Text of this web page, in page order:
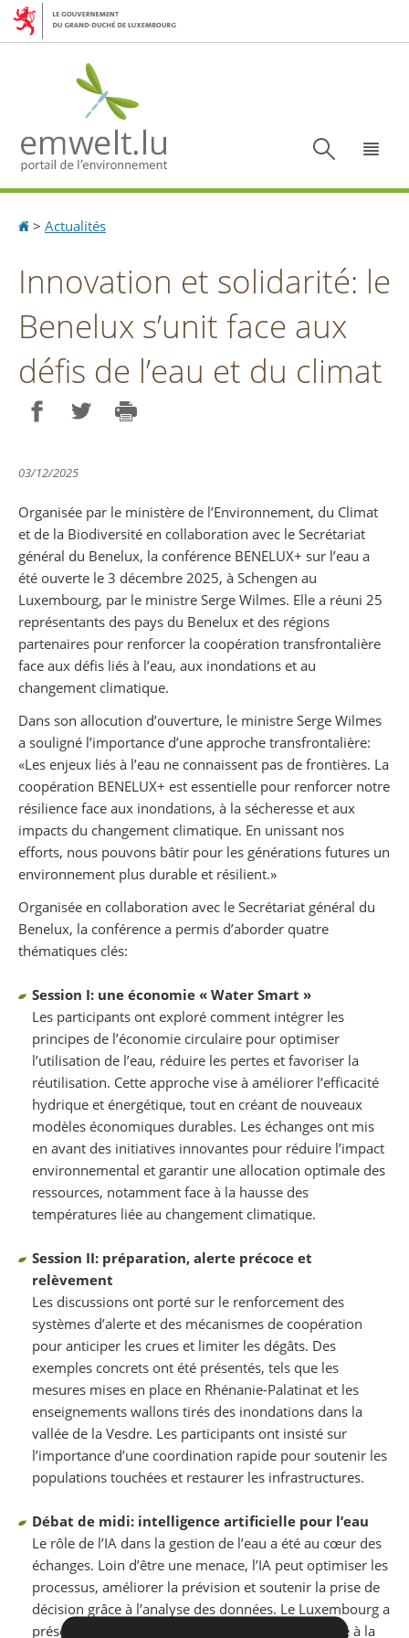
Aller
Aller
Accueil
> Actualités
Innovation et solidarité: le
Benelux s’unit face aux
défis de l’eau et du climat
03/12/2025
Organisée par le ministère de l’Environnement, du Climat
et de la Biodiversité en collaboration avec le Secrétariat
général du Benelux, la conférence BENELUX+ sur l’eau a
été ouverte le 3 décembre 2025, à Schengen au
Luxembourg, par le ministre Serge Wilmes. Elle a réuni 25
représentants des pays du Benelux et des régions
partenaires pour renforcer la coopération transfrontalière
face aux défis liés à l’eau, aux inondations et au
changement climatique.
Dans son allocution d’ouverture, le ministre Serge Wilmes
a souligné l’importance d’une approche transfrontalière:
«Les enjeux liés à l’eau ne connaissent pas de frontières. La
coopération BENELUX+ est essentielle pour renforcer notre
résilience face aux inondations, à la sécheresse et aux
impacts du changement climatique. En unissant nos
efforts, nous pouvons bâtir pour les générations futures un
environnement plus durable et résilient.»
Organisée en collaboration avec le Secrétariat général du
Benelux, la conférence a permis d’aborder quatre
thématiques clés:
Session I: une économie « Water Smart »
Les participants ont exploré comment intégrer les
principes de l’économie circulaire pour optimiser
l’utilisation de l’eau, réduire les pertes et favoriser la
réutilisation. Cette approche vise à améliorer l’efficacité
hydrique et énergétique, tout en créant de nouveaux
modèles économiques durables. Les échanges ont mis
en avant des initiatives innovantes pour réduire l’impact
environnemental et garantir une allocation optimale des
ressources, notamment face à la hausse des
températures liée au changement climatique.
Session II: préparation, alerte précoce et
relèvement
Les discussions ont porté sur le renforcement des
systèmes d’alerte et des mécanismes de coopération
pour anticiper les crues et limiter les dégâts. Des
exemples concrets ont été présentés, tels que les
mesures mises en place en Rhénanie-Palatinat et les
enseignements wallons tirés des inondations dans la
vallée de la Vesdre. Les participants ont insisté sur
l’importance d’une coordination rapide pour soutenir les
populations touchées et restaurer les infrastructures.
Débat de midi: intelligence artificielle pour l’eau
Le rôle de l’IA dans la gestion de l’eau a été au cœur des
échanges. Loin d’être une menace, l’IA peut optimiser les
processus, améliorer la prévision et soutenir la prise de
décision grâce à l’analyse des données. Le Luxembourg a
présenté un projet de jumeau numérique appliqué à la